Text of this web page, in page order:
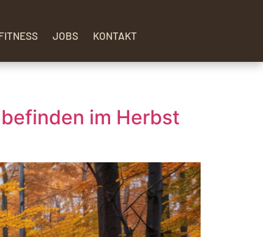
JOBS KONTAKT
im Herbst